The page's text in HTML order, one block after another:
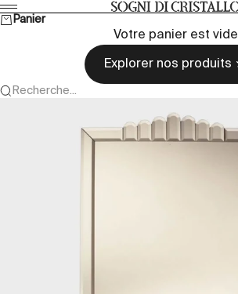
Passer au contenu Sogni di cristallo
Menu
Panier
Votre panier est vide
Explorer nos produits
Recherche...